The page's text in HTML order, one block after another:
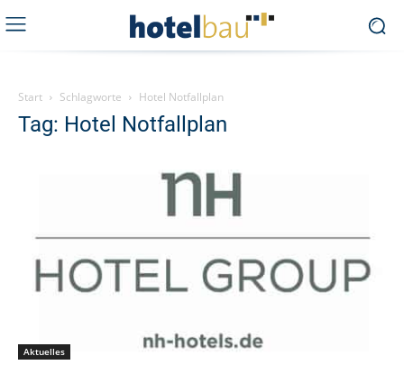
Start Schlagworte Hotel Notfallplan
Tag: Hotel Notfallplan
Aktuelles